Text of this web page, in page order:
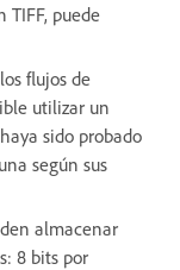
TIFF, puede
flujos de
utilizar un
sido probado
según sus
almacenar
8 bits por